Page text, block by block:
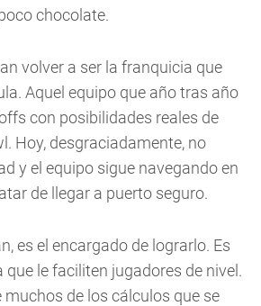
chocolate.
volver a ser la franquicia que
Aquel equipo que año tras año
con posibilidades reales de
Hoy, desgraciadamente, no
y el equipo sigue navegando en
de llegar a puerto seguro.
es el encargado de lograrlo. Es
que le faciliten jugadores de nivel.
muchos de los cálculos que se